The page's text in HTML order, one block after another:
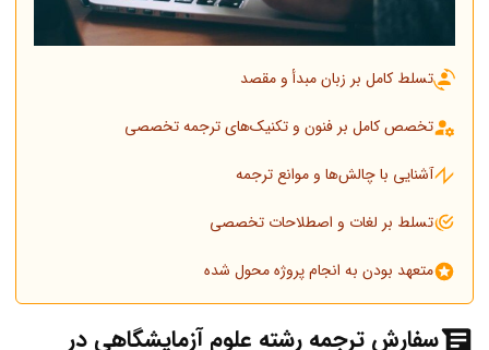
تسلط کامل بر زبان مبدأ و مقصد
تخصص کامل بر فنون و تکنیک‌های ترجمه تخصصی
آشنایی با چالش‌ها و موانع ترجمه
تسلط بر لغات و اصطلاحات تخصصی
متعهد بودن به انجام پروژه محول شده
سفارش ترجمه رشته علوم آزمایشگاهی در